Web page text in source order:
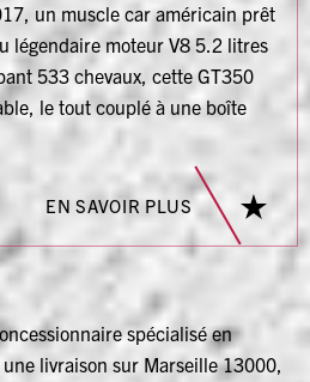
un muscle car américain prêt
légendaire moteur V8 5.2 litres
533 chevaux, cette GT350
le tout couplé à une boîte
EN SAVOIR PLUS
spécialisé en
livraison sur Marseille 13000,